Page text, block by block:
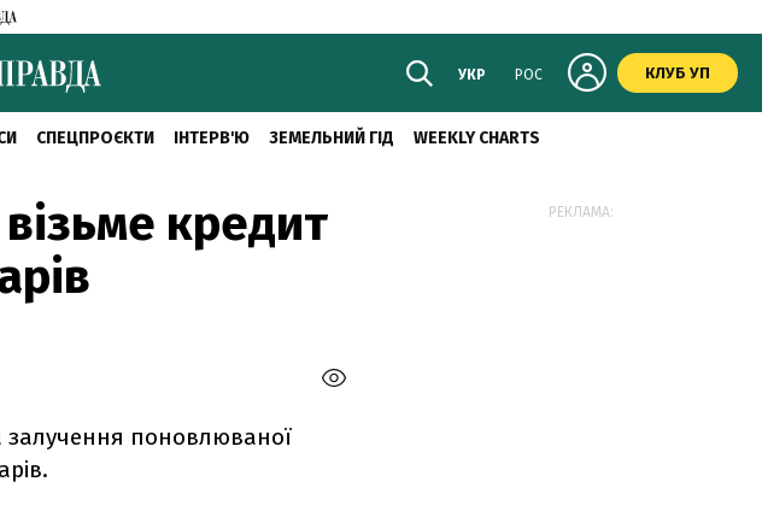
УКР РОС КЛУБ УП
СПЕЦПРОЄКТИ ІНТЕРВ'Ю ЗЕМЕЛЬНИЙ ГІД WEEKLY CHARTS
кредит
залучення поновлюваної
РЕКЛАМА: